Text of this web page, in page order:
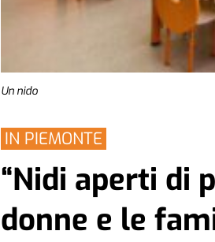
Un nido
IN PIEMONTE
“Nidi aperti di
donne e le